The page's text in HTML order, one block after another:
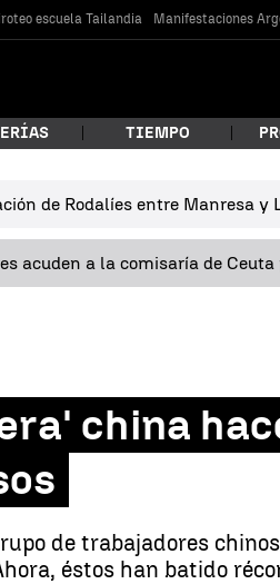
escuela Tailandia Manifestaciones
buscando?
TIEMPO
de Rodalíes entre Manresa y
acuden a la comisaría de
china
de trabajadores
éstos han batido